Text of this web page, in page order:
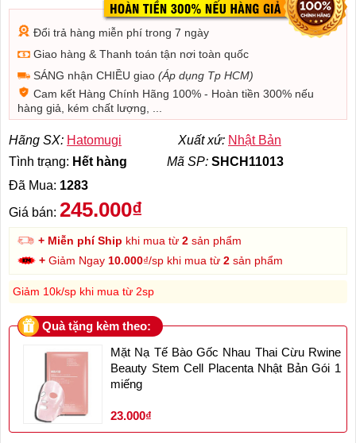
Đổi trả hàng miễn phí trong 7 ngày
Giao hàng & Thanh toán tận nơi toàn quốc
SÁNG nhận CHIỀU giao (Áp dụng Tp HCM)
Cam kết Hàng Chính Hãng 100% - Hoàn tiền 300% nếu
hàng giả, kém chất lượng, ...
Hãng SX: Hatomugi Xuất xứ: Nhật Bản
Tình trạng: Hết hàng Mã SP: SHCH11013
Đã Mua: 1283
Giá bán: 245.000₫
+ Miễn phí Ship khi mua từ 2 sản phẩm
+ Giảm Ngay 10.000₫/sp khi mua từ2 sản phẩm
Giảm 10k/sp khi mua từ 2sp
Quà tặng kèm theo:
Mặt Nạ Tế Bào Gốc Nhau Thai Cừu Rwine
Beauty Stem Cell Placenta Nhật Bản Gói 1
miếng
23.000₫